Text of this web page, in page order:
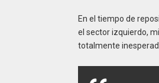
En el tiempo de
el sector izquierdo,
totalmente